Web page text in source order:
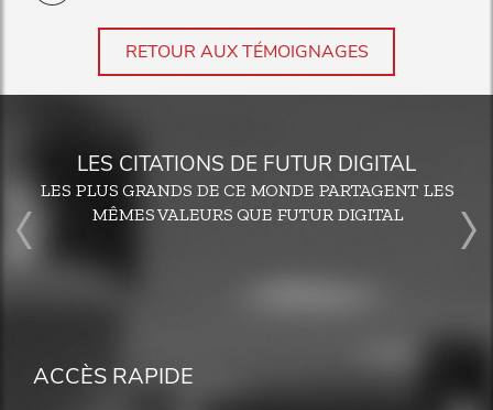
RETOUR AUX TÉMOIGNAGES
LES CITATIONS DE FUTUR DIGITAL
LES PLUS GRANDS DE CE MONDE PARTAGENT LES
MÊMES VALEURS QUE FUTUR DIGITAL
ACCÈS RAPIDE